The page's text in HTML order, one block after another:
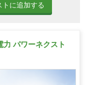
に追加する
パワーネクスト